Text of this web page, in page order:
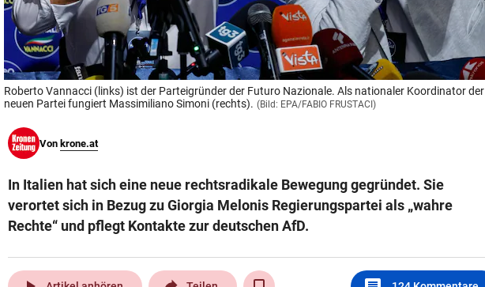
Roberto Vannacci (links) ist der Parteigründer der Futuro Nazionale. Als nationaler Koordinator der
neuen Partei fungiert Massimiliano Simoni (rechts). (Bild: EPA/FABIO FRUSTACI)
Von krone.at
In Italien hat sich eine neue rechtsradikale Bewegung gegründet. Sie
verortet sich in Bezug zu Giorgia Melonis Regierungspartei als „wahre
Rechte“ und pflegt Kontakte zur deutschen AfD.